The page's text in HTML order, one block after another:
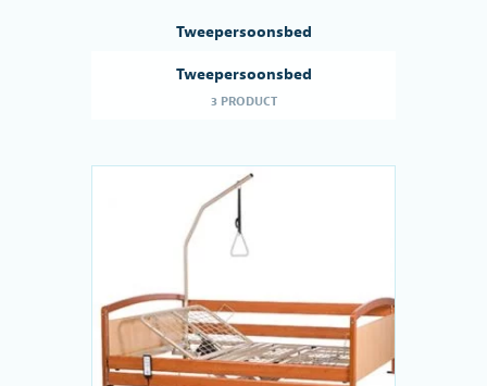
Tweepersoonsbed
Tweepersoonsbed
3 PRODUCT